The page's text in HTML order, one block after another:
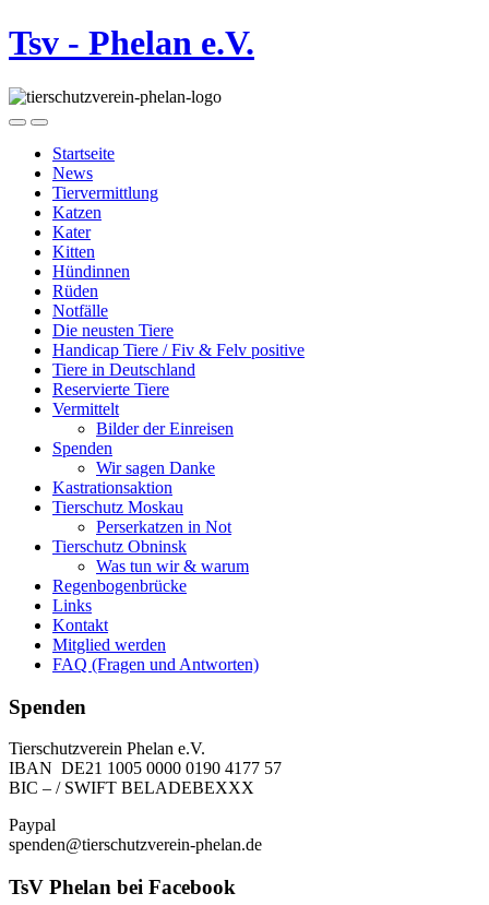
Tsv - Phelan e.V.
Startseite
News
Tiervermittlung
Katzen
Kater
Kitten
Hündinnen
Rüden
Notfälle
Die neusten Tiere
Handicap Tiere / Fiv & Felv positive
Tiere in Deutschland
Reservierte Tiere
Vermittelt
Bilder der Einreisen
Spenden
Wir sagen Danke
Kastrationsaktion
Tierschutz Moskau
Perserkatzen in Not
Tierschutz Obninsk
Was tun wir & warum
Regenbogenbrücke
Links
Kontakt
Mitglied werden
FAQ (Fragen und Antworten)
Spenden
Tierschutzverein Phelan e.V.
IBAN DE21 1005 0000 0190 4177 57
BIC – / SWIFT BELADEBEXXX
Paypal
spenden@tierschutzverein-phelan.de
TsV Phelan bei Facebook